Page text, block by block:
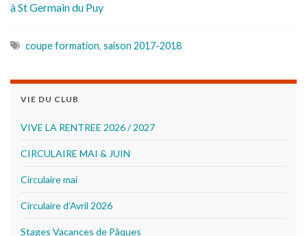
à St Germain du Puy
coupe formation, saison 2017-2018
VIE DU CLUB
VIVE LA RENTREE 2026 / 2027
CIRCULAIRE MAI & JUIN
Circulaire mai
Circulaire d’Avril 2026
Stages Vacances de Pâques